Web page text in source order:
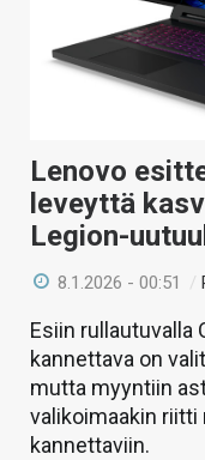
VAIHDA TEEMA
Lenovo
leveyttä
Legion-
8.1.2026 - 00:51 /
Esiin rullautuvalla
kannettava on
mutta myyntiin
valikoimaakin
kannettaviin.